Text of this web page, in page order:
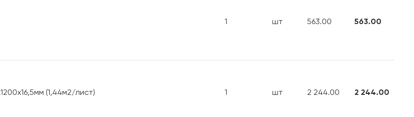
1 шт 563.00 563.00
(1,44м2/лист) 1 шт 2 244.00 2 244.00